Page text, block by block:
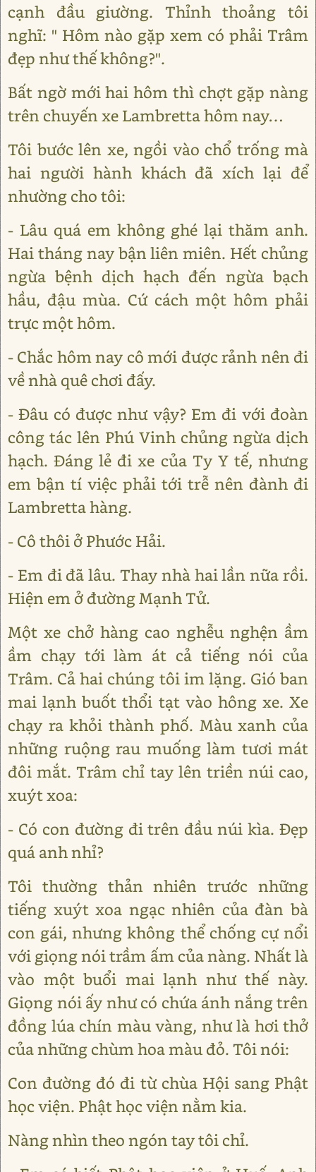
cạnh đầu giường. Thỉnh thoảng tôi
nghĩ: " Hôm nào gặp xem có phải Trâm
đẹp như thế không?".
Bất ngờ mới hai hôm thì chợt gặp nàng
trên chuyến xe Lambretta hôm nay…
Tôi bước lên xe, ngồi vào chổ trống mà
hai người hành khách đã xích lại để
nhường cho tôi:
- Lâu quá em không ghé lại thăm anh.
Hai tháng nay bận liên miên. Hết chủng
ngừa bệnh dịch hạch đến ngừa bạch
hầu, đậu mùa. Cứ cách một hôm phải
trực một hôm.
- Chắc hôm nay cô mới được rảnh nên đi
về nhà quê chơi đấy.
- Đâu có được như vậy? Em đi với đoàn
công tác lên Phú Vinh chủng ngừa dịch
hạch. Đáng lẻ đi xe của Ty Y tế, nhưng
em bận tí việc phải tới trễ nên đành đi
Lambretta hàng.
- Cô thôi ở Phước Hải.
- Em đi đã lâu. Thay nhà hai lần nữa rồi.
Hiện em ở đường Mạnh Tử.
Một xe chở hàng cao nghễu nghện ầm
ầm chạy tới làm át cả tiếng nói của
Trâm. Cả hai chúng tôi im lặng. Gió ban
mai lạnh buốt thổi tạt vào hông xe. Xe
chạy ra khỏi thành phố. Màu xanh của
những ruộng rau muống làm tươi mát
đôi mắt. Trâm chỉ tay lên triền núi cao,
xuýt xoa:
- Có con đường đi trên đầu núi kìa. Đẹp
quá anh nhỉ?
Tôi thường thản nhiên trước những
tiếng xuýt xoa ngạc nhiên của đàn bà
con gái, nhưng không thể chống cự nổi
với giọng nói trầm ấm của nàng. Nhất là
vào một buổi mai lạnh như thế này.
Giọng nói ấy như có chứa ánh nắng trên
đồng lúa chín màu vàng, như là hơi thở
của những chùm hoa màu đỏ. Tôi nói:
Con đường đó đi từ chùa Hội sang Phật
học viện. Phật học viện nằm kia.
Nàng nhìn theo ngón tay tôi chỉ.